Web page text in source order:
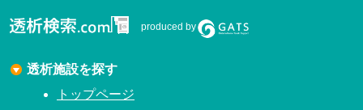
produced by
透析施設を探す
トップページ